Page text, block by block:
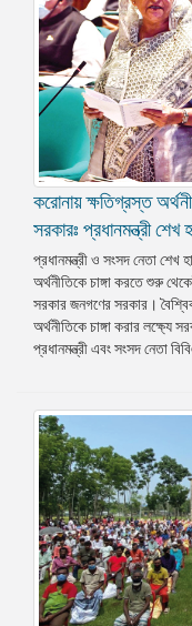
করোনায় ক্ষতিগ্রস্ত
সরকারঃ প্রধানমন্ত্রী শেখ
প্রধানমন্ত্রী ও সংসদ নেতা শেখ
অর্থনীতিকে চাঙ্গা করতে শুরু
সরকার জনগণের সরকার।
অর্থনীতিকে চাঙ্গা করার লক্ষ্যে
প্রধানমন্ত্রী এবং সংসদ নেতা